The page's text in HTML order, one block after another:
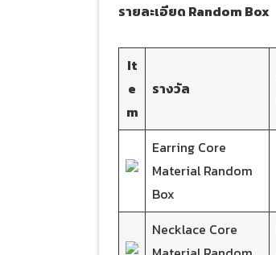
รายละเอียด Random Box
It
e
m
รางวัล
Earring Core
Material Random
Box
Necklace Core